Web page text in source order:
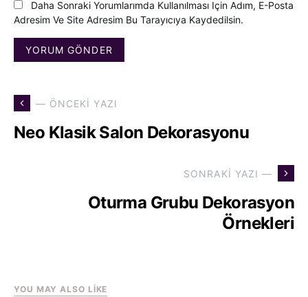
Daha Sonraki Yorumlarımda Kullanılması Için Adım, E-Posta
Adresim Ve Site Adresim Bu Tarayıcıya Kaydedilsin.
— ÖNCEKI YAZI
Neo Klasik Salon Dekorasyonu
SONRAKI YAZI —
Oturma Grubu Dekorasyon
Örnekleri
YOU MAY ALSO LIKE